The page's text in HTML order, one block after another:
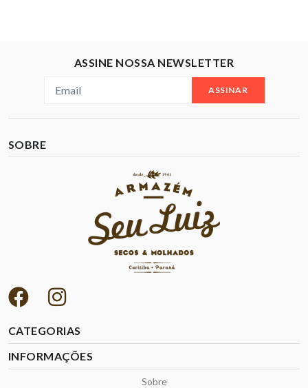
ASSINE NOSSA NEWSLETTER
ASSINAR
SOBRE
CATEGORIAS
INFORMAÇÕES
Sobre